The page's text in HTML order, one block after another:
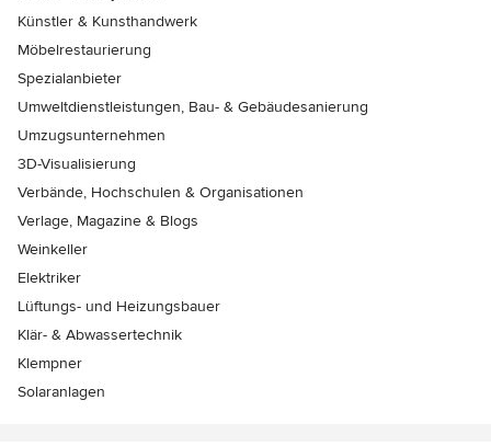
Künstler & Kunsthandwerk
Möbelrestaurierung
Spezialanbieter
Umweltdienstleistungen, Bau- & Gebäudesanierung
Umzugsunternehmen
3D-Visualisierung
Verbände, Hochschulen & Organisationen
Verlage, Magazine & Blogs
Weinkeller
Elektriker
Lüftungs- und Heizungsbauer
Klär- & Abwassertechnik
Klempner
Solaranlagen